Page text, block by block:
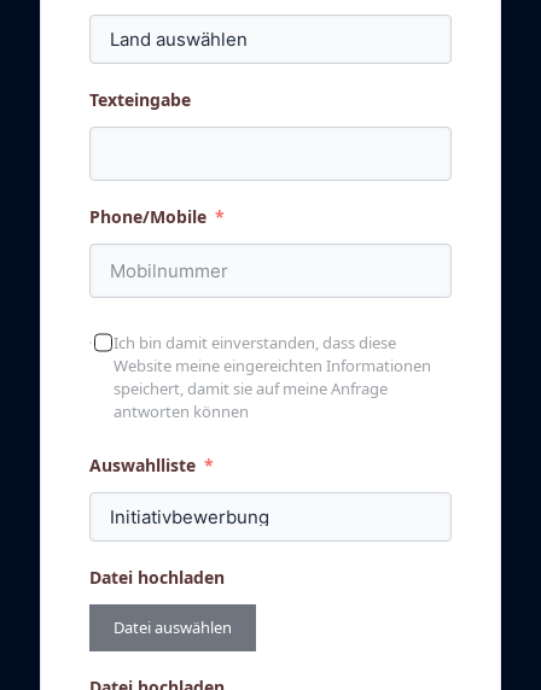
Texteingabe
Phone/Mobile
Ich bin damit einverstanden, dass diese
Website meine eingereichten Informationen
speichert, damit sie auf meine Anfrage
antworten können
Auswahlliste
Datei hochladen
Datei auswählen